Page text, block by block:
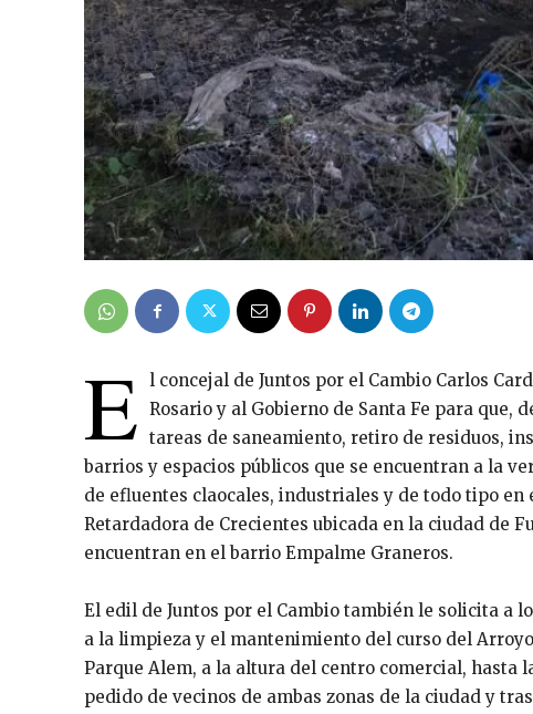
E l concejal de Juntos por el Cambio Carlos
Rosario y al Gobierno de Santa Fe para que,
tareas de saneamiento, retiro de residuos,
barrios y espacios públicos que se encuentran a la
de efluentes claocales, industriales y de todo tipo
Retardadora de Crecientes ubicada en la ciudad de
encuentran en el barrio Empalme Graneros.
El edil de Juntos por el Cambio también le solicita a
a la limpieza y el mantenimiento del curso del
Parque Alem, a la altura del centro comercial, hasta
pedido de vecinos de ambas zonas de la ciudad y